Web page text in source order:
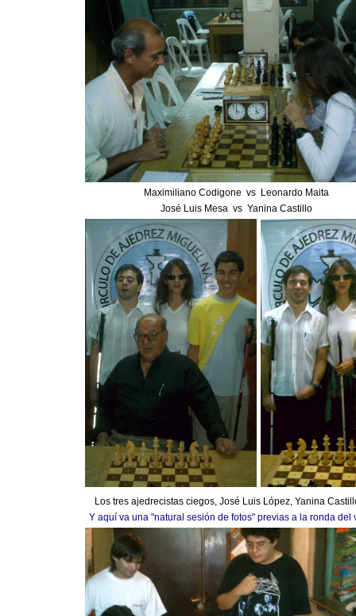
Maximiliano Codigone vs Leonardo Maita
José Luis Mesa vs Yanina Castillo
Los tres ajedrecistas ciegos, José Luis López, Yanina
Y aquí va una "natural sesión de fotos" previas a la ronda del